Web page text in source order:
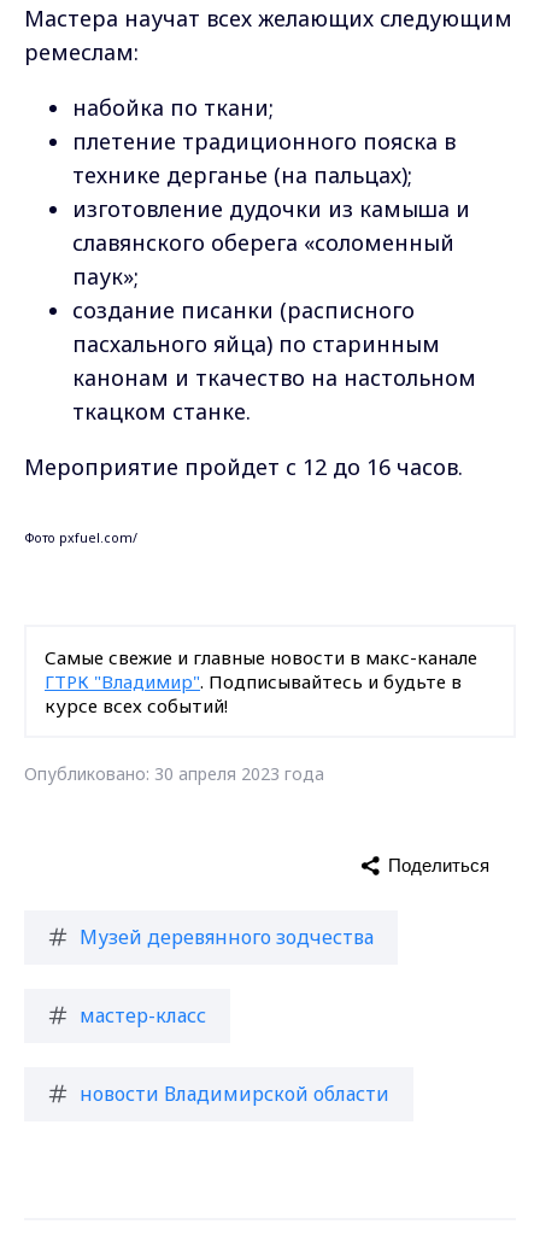
Мастера научат всех желающих следующим
ремеслам:
набойка по ткани;
плетение традиционного пояска в
технике дерганье (на пальцах);
изготовление дудочки из камыша и
славянского оберега «соломенный
паук»;
создание писанки (расписного
пасхального яйца) по старинным
канонам и ткачество на настольном
ткацком станке.
Мероприятие пройдет с 12 до 16 часов.
Фото pxfuel.com/
Самые свежие и главные новости в макс-канале
ГТРК "Владимир". Подписывайтесь и будьте в
курсе всех событий!
Опубликовано: 30 апреля 2023 года
Музей деревянного зодчества
мастер-класс
новости Владимирской области
Поделиться